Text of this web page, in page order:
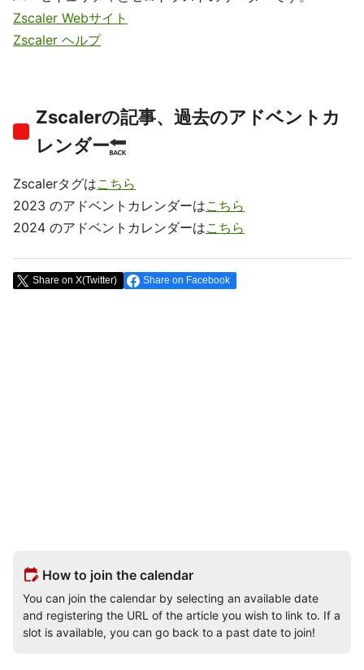
Zscaler Webサイト
Zscaler ヘルプ
Zscalerの記事、過去のアドベントカ
レンダー
Zscalerタグはこちら
2023 のアドベントカレンダーはこちら
2024 のアドベントカレンダーはこちら
Share on X(Twitter) Share on Facebook
edit_calendar How to join the calendar
You can join the calendar by selecting an available date
and registering the URL of the article you wish to link to. If a
slot is available, you can go back to a past date to join!